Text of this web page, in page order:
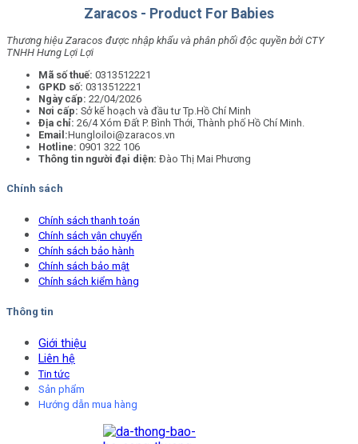
Zaracos - Product For Babies
Thương hiệu Zaracos được nhập khẩu và phân phối độc quyền bởi CTY
TNHH Hưng Lợi Lợi
Mã số thuế: 0313512221
GPKD số: 0313512221
Ngày cấp: 22/04/2026
Nơi cấp: Sở kế hoạch và đầu tư Tp.Hồ Chí Minh
Địa chỉ: 26/4 Xóm Đất P. Bình Thới, Thành phố Hồ Chí Minh.
Email:Hungloiloi@zaracos.vn
Hotline: 0901 322 106
Thông tin người đại diện: Đào Thị Mai Phương
Chính sách
Chính sách thanh toán
Chính sách vận chuyển
Chính sách bảo hành
Chính sách bảo mật
Chính sách kiểm hàng
Thông tin
Giới thiệu
Liên hệ
Tin tức
Sản phẩm
Hướng dẫn mua hàng